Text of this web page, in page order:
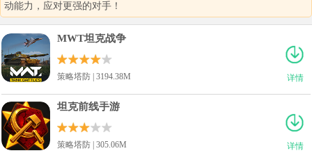
动能力，应对更强的对手！
详情
MWT坦克战争
策略塔防 | 3194.38M
详情
坦克前线手游
策略塔防 | 305.06M